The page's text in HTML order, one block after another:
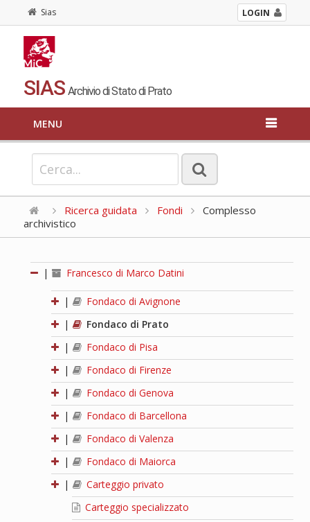
Sias LOGIN
SIAS Archivio di Stato di Prato
MENU
Ricerca guidata Fondi
Complesso
archivistico
| Francesco di Marco Datini
|
Fondaco di Avignone
|
Fondaco di Prato
|
Fondaco di Pisa
|
Fondaco di Firenze
|
Fondaco di Genova
|
Fondaco di Barcellona
|
Fondaco di Valenza
|
Fondaco di Maiorca
|
Carteggio privato
Carteggio specializzato